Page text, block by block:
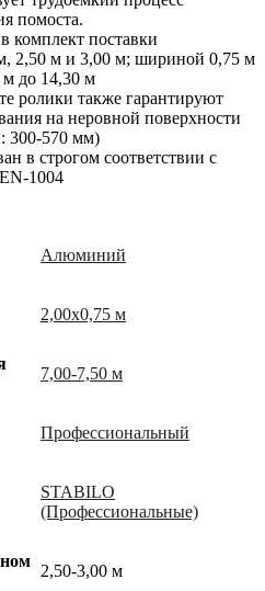
помоста.
комплект поставки
2,50 м и 3,00 м; шириной 0,75 м
м до 14,30 м
ролики также гарантируют
на неровной поверхности
300-570 мм)
в строгом соответствии с
1004
Алюминий
2,00х0,75 м
7,00-7,50 м
Профессиональный
STABILO
(Профессиональные)
2,50-3,00 м